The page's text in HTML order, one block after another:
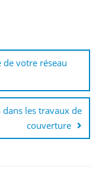
votre réseau
dans les travaux de
couverture